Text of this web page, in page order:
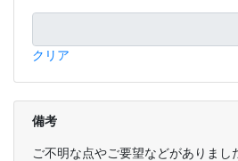
クリア
備考
ご不明な点やご要望などがありまし